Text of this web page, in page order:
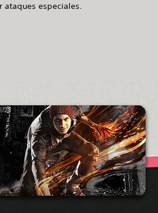
ataques especiales.